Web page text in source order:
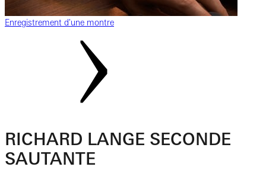
Enregistrement d'une montre
RICHARD LANGE SECONDE
SAUTANTE